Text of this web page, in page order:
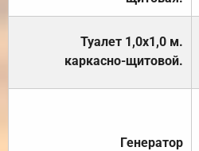
Туалет 1,0х1,0 м.
каркасно-щитовой.
Генератор